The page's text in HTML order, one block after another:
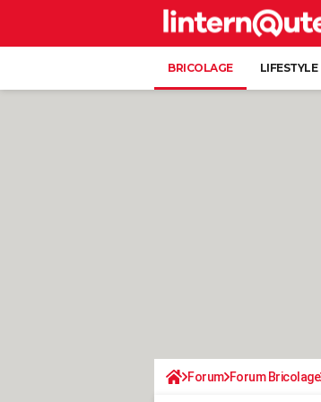
BRICOLAGE LIFESTYLE
Forum Forum Bricolage